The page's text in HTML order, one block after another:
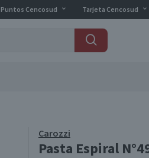
Puntos Cencosud Tarjeta Cencosud
Carozzi
Pasta Espiral